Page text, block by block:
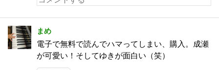
まめ
電子で無料で読んでハマってしまい、購入。成瀬
が可愛い！そしてゆきが面白い（笑）